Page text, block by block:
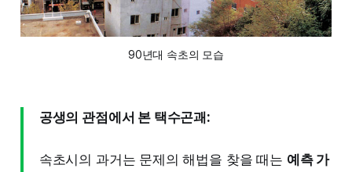
90년대 속초의 모습
공생의 관점에서 본 택수곤괘:
속초시의 과거는 문제의 해법을 찾을 때는 예측 가